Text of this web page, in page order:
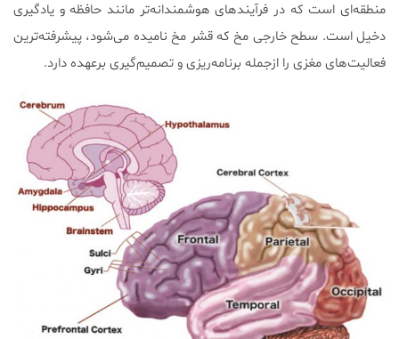
منطقه‌ای است که در فرآیندهای هوشمندانه‌تر مانند حافظه و یادگیری
دخیل است. سطح خارجی مخ که قشر مخ نامیده می‌شود، پیشرفته‌ترین
فعالیت‌های مغزی را ازجمله برنامه‌ریزی و تصمیم‌گیری برعهده دارد.